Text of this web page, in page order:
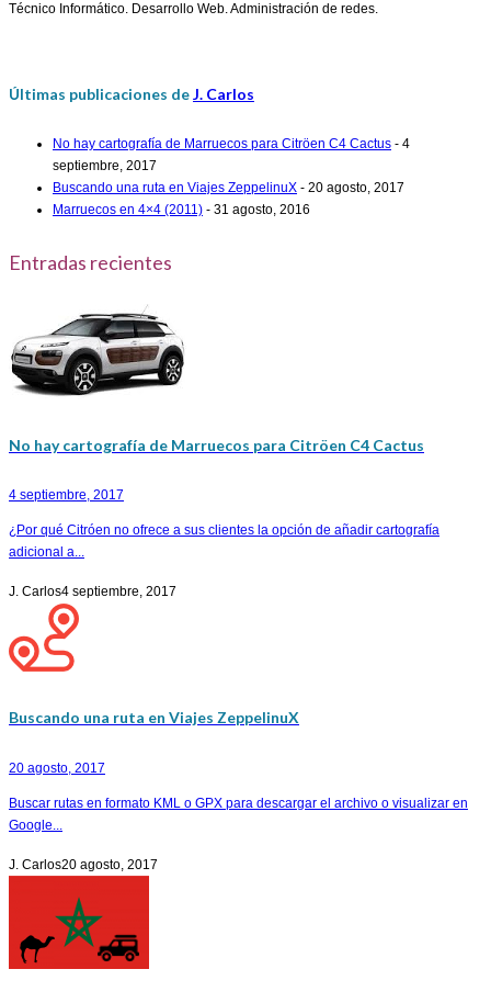
Técnico Informático. Desarrollo Web. Administración de redes.
Últimas publicaciones deJ. Carlos
No hay cartografía de Marruecos para Citröen C4 Cactus - 4
septiembre, 2017
Buscando una ruta en Viajes ZeppelinuX - 20 agosto, 2017
Marruecos en 4×4 (2011) - 31 agosto, 2016
Entradas recientes
No hay cartografía de Marruecos para Citröen C4 Cactus
4 septiembre, 2017
¿Por qué Citróen no ofrece a sus clientes la opción de añadir cartografía
adicional a...
J. Carlos4 septiembre, 2017
Buscando una ruta en Viajes ZeppelinuX
20 agosto, 2017
Buscar rutas en formato KML o GPX para descargar el archivo o visualizar en
Google...
J. Carlos20 agosto, 2017